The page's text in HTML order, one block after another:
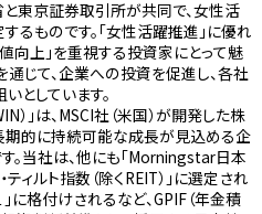
と東京証券取引所が共同で、女性活
ものです。「女性活躍推進」に優れ
向上」を重視する投資家にとって魅
じて、企業への投資を促進し、各社
としています。
）」は、MSCI社（米国）が開発した株
期的に持続可能な成長が見込める企
。当社は、他にも「Morningstar日本
ィルト指数（除くREIT）」に選定され
に格付けされるなど、GPIF（年金積